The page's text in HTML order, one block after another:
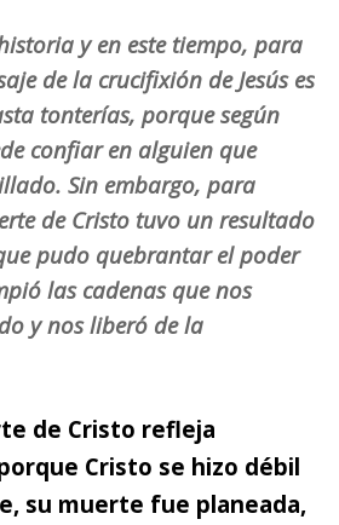
y en este tiempo, para
de la crucifixión de Jesús es
tonterías, porque según
confiar en alguien que
Sin embargo, para
de Cristo tuvo un resultado
pudo quebrantar el poder
las cadenas que nos
y nos liberó de la
de Cristo refleja
Cristo se hizo débil
su muerte fue planeada,